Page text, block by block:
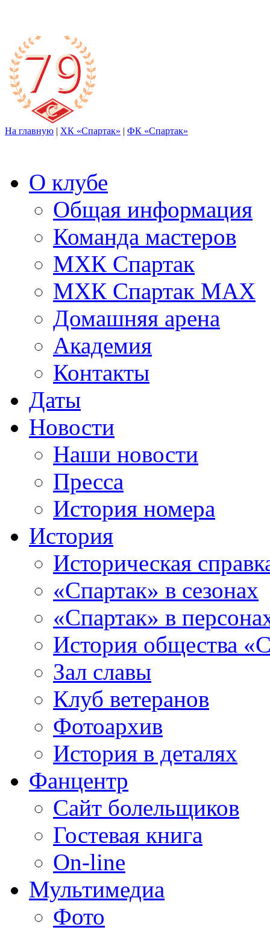
На главную | ХК «Спартак» | ФК «Спартак»
О клубе
Общая информация
Команда мастеров
МХК Спартак
МХК Спартак МАХ
Домашняя арена
Академия
Контакты
Даты
Новости
Наши новости
Пресса
История номера
История
Историческая
«Спартак» в сезонах
«Спартак» в
История общества
Зал славы
Клуб ветеранов
Фотоархив
История в деталях
Фанцентр
Сайт болельщиков
Гостевая книга
On-line
Мультимедиа
Фото